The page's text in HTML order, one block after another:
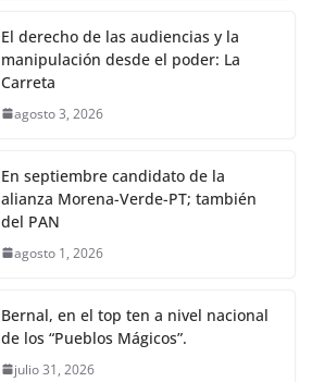
El derecho de las audiencias y la
manipulación desde el poder: La
Carreta
agosto 3, 2026
En septiembre candidato de la
alianza Morena-Verde-PT; también
del PAN
agosto 1, 2026
Bernal, en el top ten a nivel nacional
de los “Pueblos Mágicos”.
julio 31, 2026